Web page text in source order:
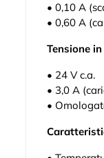
• 0,10 A
• 0,60 A
Tensione
• 24 V c.a.
• 3,0 A
•